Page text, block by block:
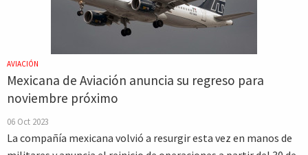
AVIACIÓN
Mexicana de Aviación anuncia su regreso para
noviembre próximo
06 Oct 2023
La compañía mexicana volvió a resurgir esta vez en manos de